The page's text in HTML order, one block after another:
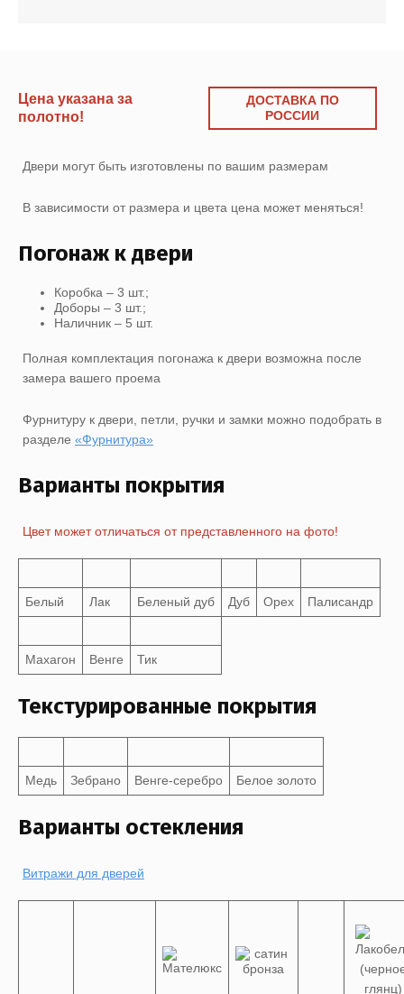
Цена указана за
полотно!
ДОСТАВКА ПО
РОССИИ
Двери могут быть изготовлены по вашим размерам
В зависимости от размера и цвета цена может меняться!
Погонаж к двери
Коробка – 3 шт.;
Доборы – 3 шт.;
Наличник – 5 шт.
Полная комплектация погонажа к двери возможна после
замера вашего проема
Фурнитуру к двери, петли, ручки и замки можно подобрать в
разделе «Фурнитура»
Варианты покрытия
Цвет может отличаться от представленного на фото!
Белый Лак Беленый дуб Дуб Орех Палисандр
Махагон Венге Тик
Текстурированные покрытия
Медь Зебрано Венге-серебро Белое золото
Варианты остекления
Витражи для дверей